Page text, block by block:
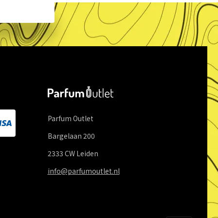
Parfum Outlet
Bargelaan 200
2333 CW Leiden
info@parfumoutlet.nl